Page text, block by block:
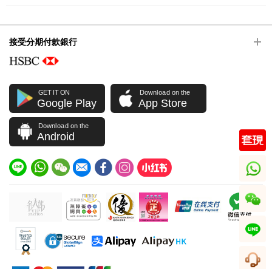
接受分期付款銀行
GET IT ON
Google Play
Download on the
App Store
Download on the
Android
whatsapp